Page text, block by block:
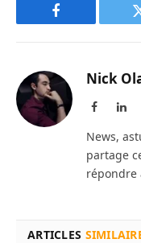
Facebook
Nick
Facebook
News,
partage
répondre
ARTICLES